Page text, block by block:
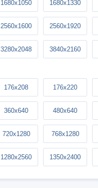
1680x1050 1680x1330
2560x1600 2560x1920
3280x2048 3840x2160
176x208 176x220
360x640 480x640
720x1280 768x1280
1280x2560 1350x2400